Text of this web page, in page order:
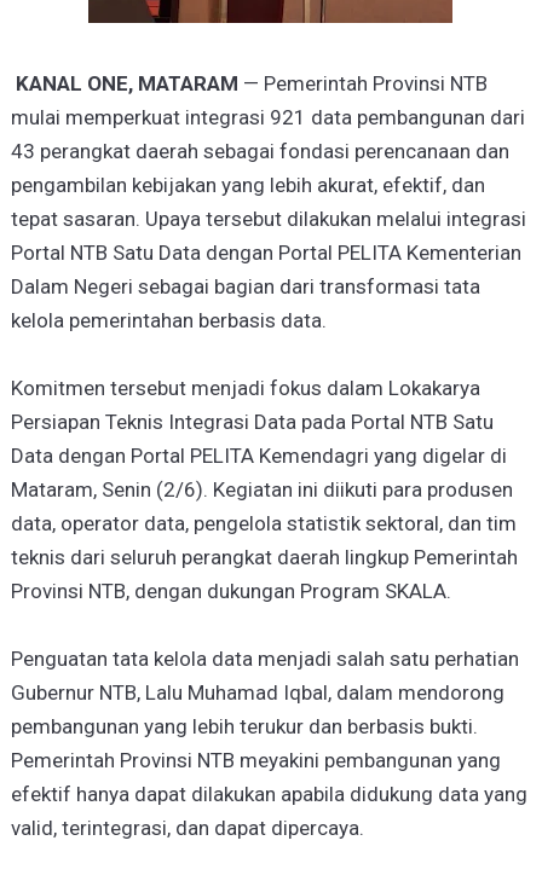
KANAL ONE, MATARAM — Pemerintah Provinsi NTB
mulai memperkuat integrasi 921 data pembangunan dari
43 perangkat daerah sebagai fondasi perencanaan dan
pengambilan kebijakan yang lebih akurat, efektif, dan
tepat sasaran. Upaya tersebut dilakukan melalui integrasi
Portal NTB Satu Data dengan Portal PELITA Kementerian
Dalam Negeri sebagai bagian dari transformasi tata
kelola pemerintahan berbasis data.
Komitmen tersebut menjadi fokus dalam Lokakarya
Persiapan Teknis Integrasi Data pada Portal NTB Satu
Data dengan Portal PELITA Kemendagri yang digelar di
Mataram, Senin (2/6). Kegiatan ini diikuti para produsen
data, operator data, pengelola statistik sektoral, dan tim
teknis dari seluruh perangkat daerah lingkup Pemerintah
Provinsi NTB, dengan dukungan Program SKALA.
Penguatan tata kelola data menjadi salah satu perhatian
Gubernur NTB, Lalu Muhamad Iqbal, dalam mendorong
pembangunan yang lebih terukur dan berbasis bukti.
Pemerintah Provinsi NTB meyakini pembangunan yang
efektif hanya dapat dilakukan apabila didukung data yang
valid, terintegrasi, dan dapat dipercaya.